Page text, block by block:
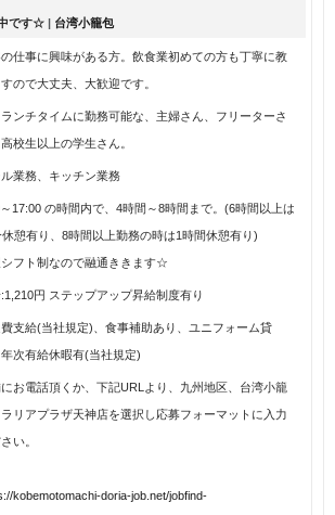
です☆ | 台湾小籠包
仕事に興味がある方。飲食業初めての方も丁寧に教
すので大丈夫、大歓迎です。
ンチタイムに勤務可能な、主婦さん、フリーターさ
校生以上の学生さん。
業務、キッチン業務
17:00 の時間内で、4時間～8時間まで。(6時間以上は
休憩有り、8時間以上勤務の時は1時間休憩有り)
フト制なので融通ききます☆
円 ステップアップ昇給制度有り
支給(当社規定)、食事補助あり、ユニフォーム貸
次有給休暇有(当社規定)
お電話頂くか、下記URLより、九州地区、台湾小籠
リアプラザ天神店を選択し応募フォーマットに入力
い。
kobemotomachi-doria-job.net/jobfind-